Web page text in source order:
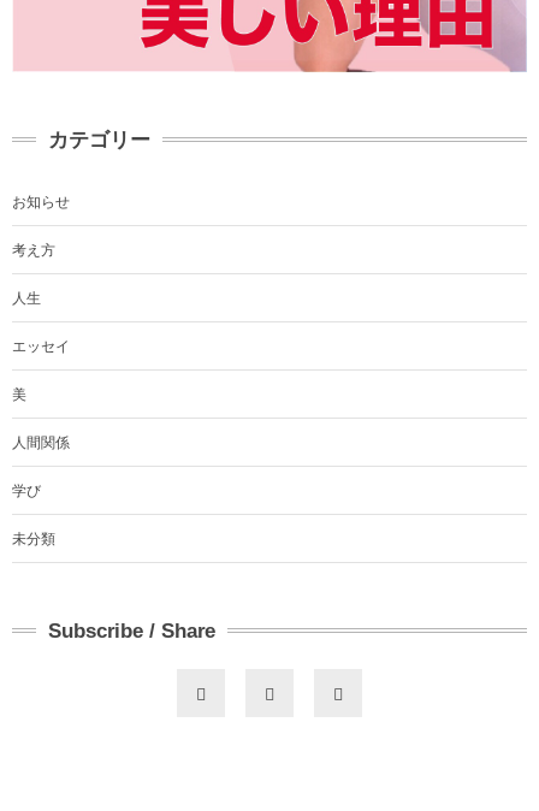
カテゴリー
お知らせ
考え方
人生
エッセイ
美
人間関係
学び
未分類
Subscribe / Share